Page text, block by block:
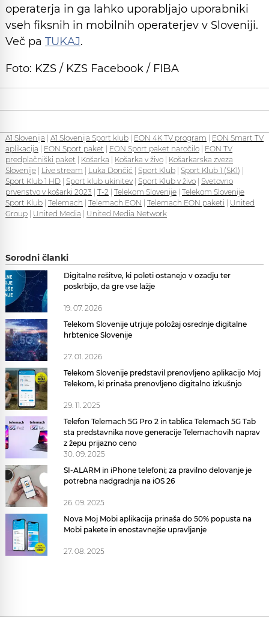
operaterja in ga lahko uporabljajo uporabniki
vseh fiksnih in mobilnih operaterjev v Sloveniji.
Več pa TUKAJ.
Foto: KZS / KZS Facebook / FIBA
A1 Slovenija A1 Slovenija Sport klub EON 4K TV program
EON Smart TV
aplikacija
EON Sport paket EON Sport paket naročilo
EON TV
predplačniški paket
Košarka Košarka v živo
Košarkarska zveza
Slovenije
Live stream Luka Dončić Sport Klub Sport Klub 1 (SK1)
Sport Klub 1 HD Sport klub ukinitev Sport Klub v živo Svetovno
prvenstvo v košarki 2023
T-2 Telekom Slovenije Telekom Slovenije
Sport Klub Telemach Telemach EON Telemach EON paketi
United
Group
United Media United Media Network
Sorodni članki
Digitalne rešitve, ki poleti ostanejo v ozadju ter
poskrbijo, da gre vse lažje
19. 07. 2026
Telekom Slovenije utrjuje položaj osrednje digitalne
hrbtenice Slovenije
27. 01. 2026
Telekom Slovenije predstavil prenovljeno aplikacijo Moj
Telekom, ki prinaša prenovljeno digitalno izkušnjo
29. 11. 2025
Telefon Telemach 5G Pro 2 in tablica Telemach 5G Tab
sta predstavnika nove generacije Telemachovih naprav
z žepu prijazno ceno
30. 09. 2025
SI-ALARM in iPhone telefoni; za pravilno delovanje je
potrebna nadgradnja na iOS 26
26. 09. 2025
Nova Moj Mobi aplikacija prinaša do 50% popusta na
Mobi pakete in enostavnejše upravljanje
27. 08. 2025